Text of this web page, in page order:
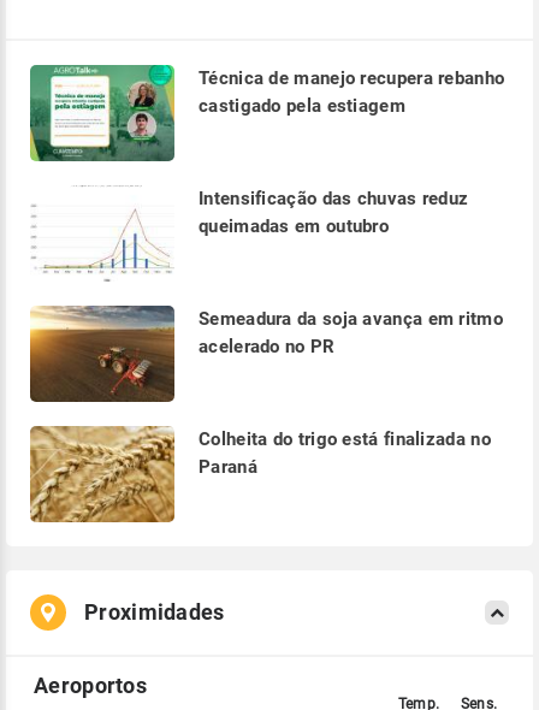
Técnica de manejo recupera rebanho
castigado pela estiagem
Intensificação das chuvas reduz
queimadas em outubro
Semeadura da soja avança em ritmo
acelerado no PR
Colheita do trigo está finalizada no
Paraná
Proximidades